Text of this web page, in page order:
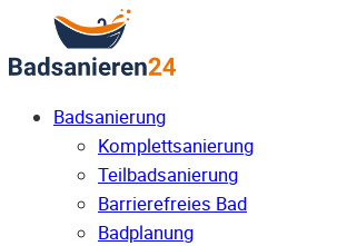
Badsanierung
Komplettsanierung
Teilbadsanierung
Barrierefreies Bad
Badplanung